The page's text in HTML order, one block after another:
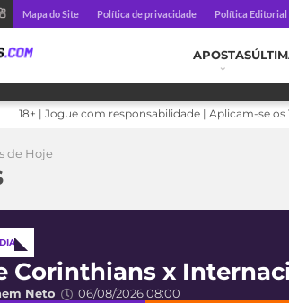
Mapa do Site Política de privacidade Política Editorial
APOSTAS
18+ | Jogue com responsabilidade | Aplicam-se
de Hoje
Corinthians x
Neto 06/08/2026 08:00